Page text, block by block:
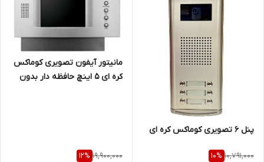
پنل 6 تصویری کوماکس کره ای
10,791,000
10%
مانیتور آیفون تصویری کوماکس
کره ای ۵ اینچ حافظه دار بدون
19,900,000
12%